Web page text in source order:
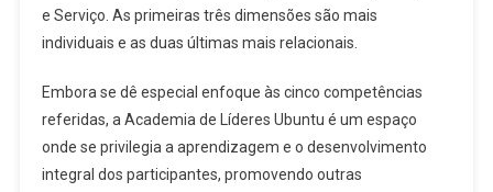
e Serviço. As primeiras três dimensões são mais
individuais e as duas últimas mais relacionais.
Embora se dê especial enfoque às cinco competências
referidas, a Academia de Líderes Ubuntu é um espaço
onde se privilegia a aprendizagem e o desenvolvimento
integral dos participantes, promovendo outras